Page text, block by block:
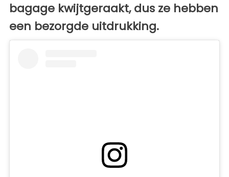
bagage kwijtgeraakt, dus ze hebben
een bezorgde uitdrukking.